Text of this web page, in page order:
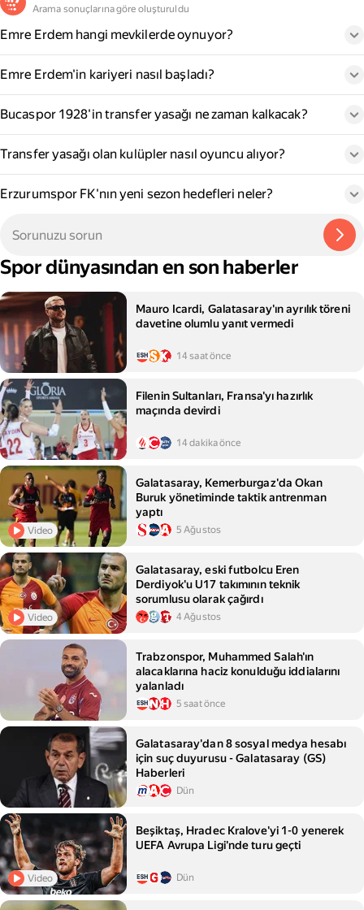
Arama sonuçlarına göre oluşturuldu
Emre Erdem hangi mevkilerde oynuyor?
Emre Erdem'in kariyeri nasıl başladı?
Bucaspor 1928'in transfer yasağı ne zaman kalkacak?
Transfer yasağı olan kulüpler nasıl oyuncu alıyor?
Erzurumspor FK'nın yeni sezon hedefleri neler?
Spor dünyasından en son haberler
Mauro Icardi, Galatasaray'ın ayrılık töreni
davetine olumlu yanıt vermedi
14 saat önce
Filenin Sultanları, Fransa'yı hazırlık
maçında devirdi
14 dakika önce
Video
Galatasaray, Kemerburgaz'da Okan
Buruk yönetiminde taktik antrenman
yaptı
5 Ağustos
Video
Galatasaray, eski futbolcu Eren
Derdiyok'u U17 takımının teknik
sorumlusu olarak çağırdı
4 Ağustos
Trabzonspor, Muhammed Salah'ın
alacaklarına haciz konulduğu iddialarını
yalanladı
5 saat önce
Galatasaray'dan 8 sosyal medya hesabı
için suç duyurusu - Galatasaray (GS)
Haberleri
Dün
Video
Beşiktaş, Hradec Kralove'yi 1-0 yenerek
UEFA Avrupa Ligi'nde turu geçti
Dün